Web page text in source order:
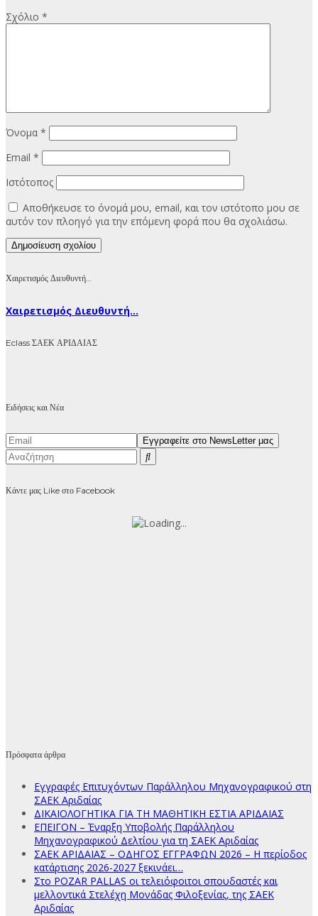
Σχόλιο *
Όνομα *
Email *
Ιστότοπος
Αποθήκευσε το όνομά μου, email, και τον ιστότοπο μου σε
αυτόν τον πλοηγό για την επόμενη φορά που θα σχολιάσω.
Χαιρετισμός Διευθυντή…
Χαιρετισμός Διευθυντή...
Eclass ΣΑΕΚ ΑΡΙΔΑΙΑΣ
Ειδήσεις και Νέα
Κάντε μας Like στο Facebook
Πρόσφατα άρθρα
Εγγραφές Επιτυχόντων Παράλληλου Μηχανογραφικού στη
ΣΑΕΚ Αριδαίας
ΔΙΚΑΙΟΛΟΓΗΤΙΚΑ ΓΙΑ ΤΗ ΜΑΘΗΤΙΚΗ ΕΣΤΙΑ ΑΡΙΔΑΙΑΣ
ΕΠΕΙΓΟΝ – Έναρξη Υποβολής Παράλληλου
Μηχανογραφικού Δελτίου για τη ΣΑΕΚ Αριδαίας
ΣΑΕΚ ΑΡΙΔΑΙΑΣ – ΟΔΗΓΟΣ ΕΓΓΡΑΦΩΝ 2026 – Η περίοδος
κατάρτισης 2026-2027 ξεκινάει…
Στο POZAR PALLAS οι τελειόφοιτοι σπουδαστές και
μελλοντικά Στελέχη Μονάδας Φιλοξενίας, της ΣΑΕΚ
Αριδαίας